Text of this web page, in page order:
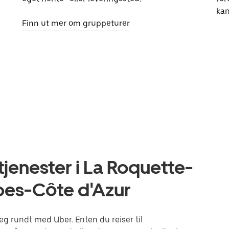
Finn ut mer om gruppeturer
i La Roquette-
Côte d'Azur
rundt med Uber. Enten du reiser til